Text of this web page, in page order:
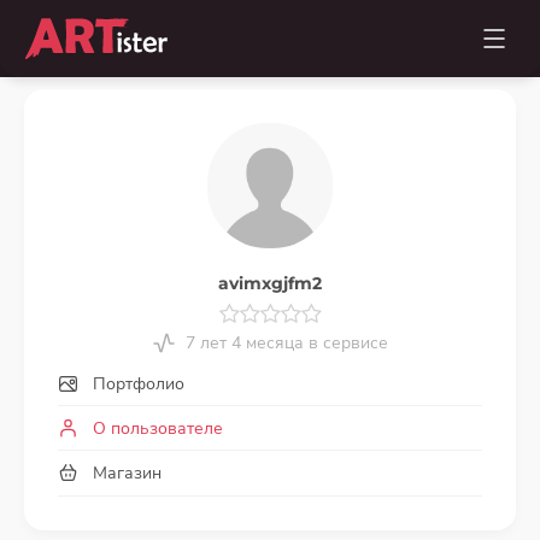
avimxgjfm2
7 лет 4 месяца в сервисе
Портфолио
О пользователе
Магазин